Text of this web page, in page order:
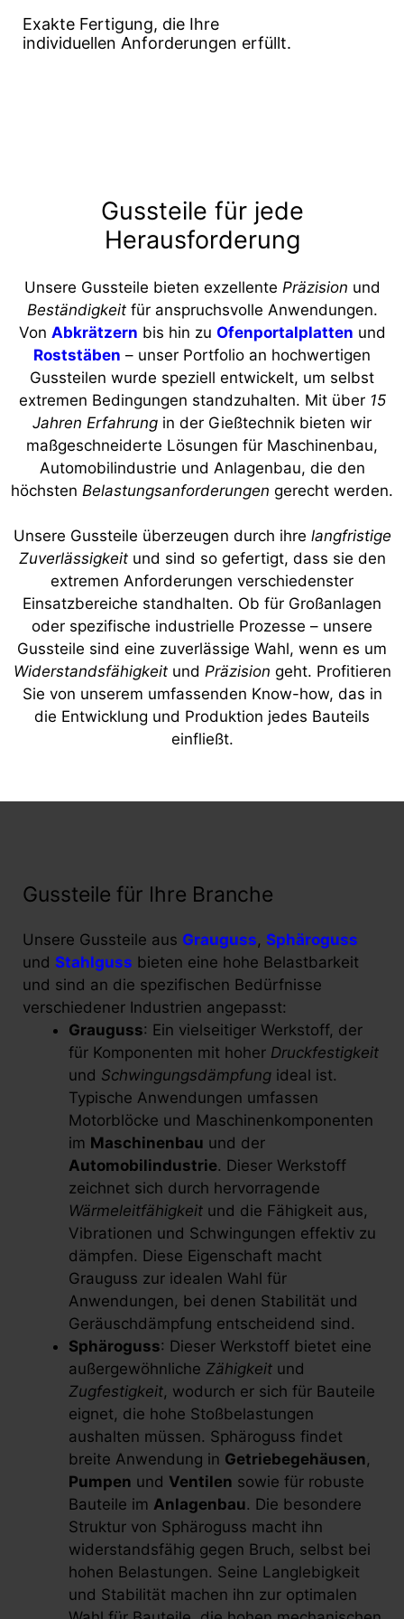
Exakte Fertigung, die Ihre
individuellen Anforderungen erfüllt.
Gussteile für jede
Herausforderung
Unsere Gussteile bieten exzellente Präzision und
Beständigkeitfür anspruchsvolle Anwendungen.
Von Abkrätzern bis hin zu Ofenportalplatten und
Roststäben – unser Portfolio an hochwertigen
Gussteilen wurde speziell entwickelt, um selbst
extremen Bedingungen standzuhalten. Mit über 15
Jahren Erfahrung in der Gießtechnik bieten wir
maßgeschneiderte Lösungen für Maschinenbau,
Automobilindustrie und Anlagenbau, die den
höchsten Belastungsanforderungen gerecht werden.
Unsere Gussteile überzeugen durch ihre langfristige
Zuverlässigkeitund sind so gefertigt, dass sie den
extremen Anforderungen verschiedenster
Einsatzbereiche standhalten. Ob für Großanlagen
oder spezifische industrielle Prozesse – unsere
Gussteile sind eine zuverlässige Wahl, wenn es um
Widerstandsfähigkeitund Präzision geht. Profitieren
Sie von unserem umfassenden Know-how, das in
die Entwicklung und Produktion jedes Bauteils
einfließt.
Gussteile für Ihre Branche
Unsere Gussteile aus Grauguss, Sphäroguss
und Stahlguss bieten eine hohe Belastbarkeit
und sind an die spezifischen Bedürfnisse
verschiedener Industrien angepasst:
Grauguss: Ein vielseitiger Werkstoff, der
für Komponenten mit hoher Druckfestigkeit
und Schwingungsdämpfung ideal ist.
Typische Anwendungen umfassen
Motorblöcke und Maschinenkomponenten
im Maschinenbau und der
Automobilindustrie. Dieser Werkstoff
zeichnet sich durch hervorragende
Wärmeleitfähigkeit und die Fähigkeit aus,
Vibrationen und Schwingungen effektiv zu
dämpfen. Diese Eigenschaft macht
Grauguss zur idealen Wahl für
Anwendungen, bei denen Stabilität und
Geräuschdämpfung entscheidend sind.
Sphäroguss: Dieser Werkstoff bietet eine
außergewöhnliche Zähigkeit und
Zugfestigkeit, wodurch er sich für Bauteile
eignet, die hohe Stoßbelastungen
aushalten müssen. Sphäroguss findet
breite Anwendung in Getriebegehäusen,
Pumpen und Ventilen sowie für robuste
Bauteile im Anlagenbau. Die besondere
Struktur von Sphäroguss macht ihn
widerstandsfähig gegen Bruch, selbst bei
hohen Belastungen. Seine Langlebigkeit
und Stabilität machen ihn zur optimalen